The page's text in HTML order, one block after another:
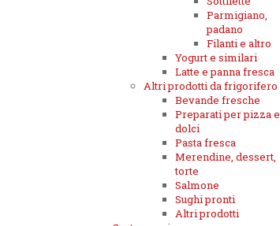
Parmigiano,
padano
Filanti e altro
Yogurt e similari
Latte e panna fresca
Altri prodotti da frigorifero
Bevande fresche
Preparati per pizza e
dolci
Pasta fresca
Merendine, dessert,
torte
Salmone
Sughi pronti
Altri prodotti